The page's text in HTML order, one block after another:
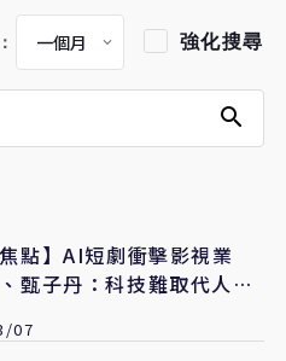
強化搜尋
焦點】AI短劇衝擊影視業
甄子丹：科技難取代人類
07